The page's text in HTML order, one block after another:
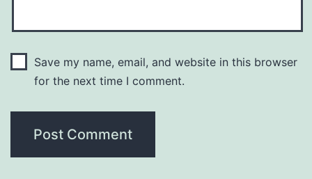
Save my name, email, and website in this browser
for the next time I comment.